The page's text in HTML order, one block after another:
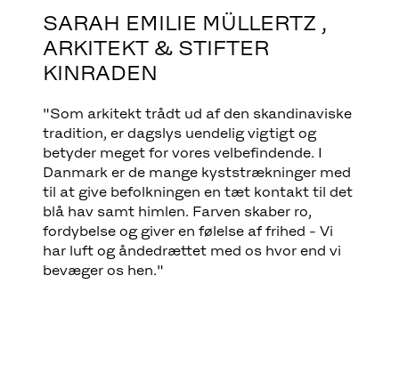
SARAH EMILIE MÜLLERTZ ,
ARKITEKT & STIFTER
KINRADEN
"Som arkitekt trådt ud af den skandinaviske
tradition, er dagslys uendelig vigtigt og
betyder meget for vores velbefindende. I
Danmark er de mange kyststrækninger med
til at give befolkningen en tæt kontakt til det
blå hav samt himlen. Farven skaber ro,
fordybelse og giver en følelse af frihed - Vi
har luft og åndedrættet med os hvor end vi
bevæger os hen."